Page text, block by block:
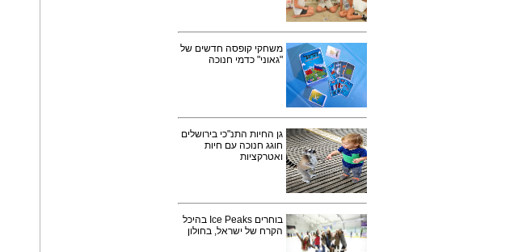
משחקי קופסה חדשים של
"גאוני" כדמי חנוכה
גן החיות התנ"כי בירושלים
חוגג חנוכה עם חיות
ואטרקציות
בוחרים Ice Peaks בהיכל
הקרח של ישראל, בחולון